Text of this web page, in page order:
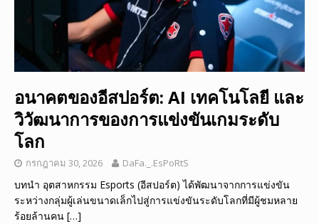
อนาคตของอีสปอร์ต: AI เทคโนโลยี และ
วิวัฒนาการของการแข่งขันเกมระดับ
โลก
กรกฎาคม 30, 2026 DaFa._.EsPoRtS
บทนำ อุตสาหกรรม Esports (อีสปอร์ต) ได้พัฒนาจากการแข่งขัน
ระหว่างกลุ่มผู้เล่นขนาดเล็กไปสู่การแข่งขันระดับโลกที่มีผู้ชมหลาย
ร้อยล้านคน […]